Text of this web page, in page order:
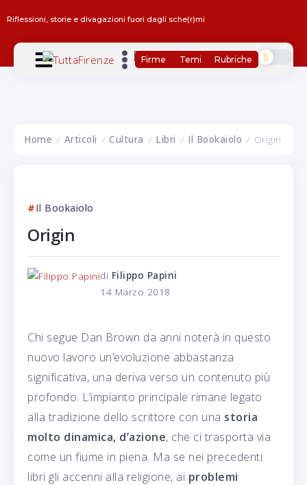
Riflessioni, storie e divagazioni fuori dagli sche(r)mi
Firme Temi Rubriche
Home / Articoli / Cultura / Libri / Il Bookaiolo / Origin
Il Bookaiolo
Origin
di Filippo Papini
14 Marzo 2018
Chi segue Dan Brown da anni noterà in questo
nuovo lavoro un’evoluzione abbastanza
significativa, una deriva verso un contenuto più
profondo. L’impianto principale rimane legato
alla tradizione dello scrittore con una storia
molto dinamica, d’azione, che ci trasporta via
come un fiume in piena. Ma se nei precedenti
libri gli accenni alla religione, ai problemi